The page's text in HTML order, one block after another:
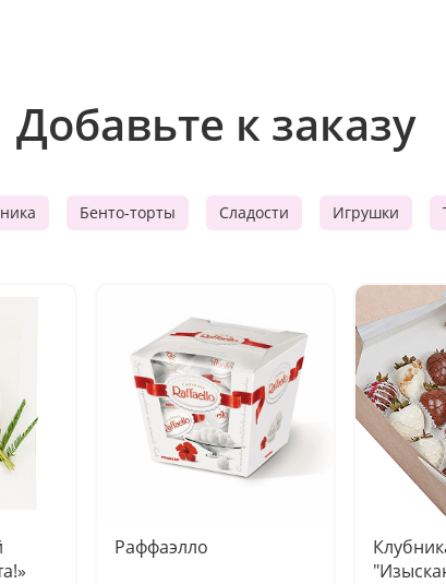
Добавьте к заказу
Бенто-торты Сладости Игрушки
Раффаэлло